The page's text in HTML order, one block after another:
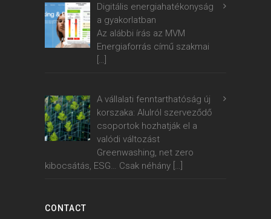
Digitális energiahatékonyság
a gyakorlatban
Az alábbi írás az MVM
Energiaforrás című szakmai
A vállalati fenntarthatóság új
korszaka: Alulról szerveződő
csoportok hozhatják el a
valódi változást
Greenwashing, net zero
kibocsátás, ESG… Csak néhány […]
CONTACT